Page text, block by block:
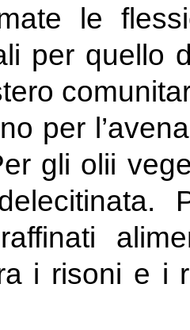
le
per quello
per
gli olii
i risoni e i